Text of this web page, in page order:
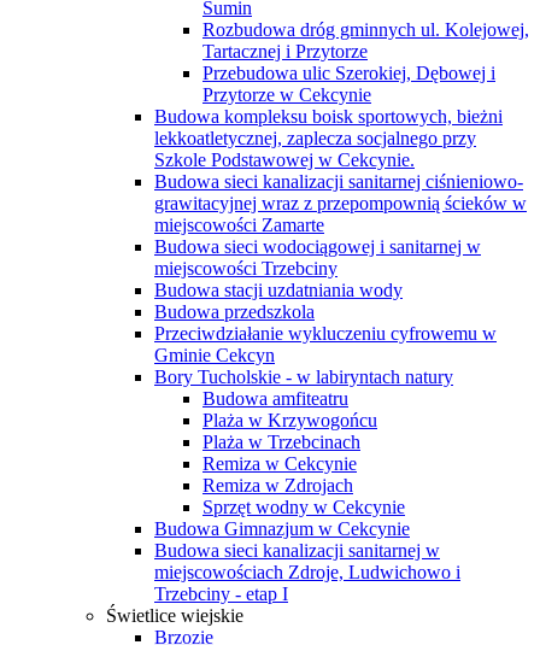
Sumin
Rozbudowa dróg gminnych ul. Kolejowej,
Tartacznej i Przytorze
Przebudowa ulic Szerokiej, Dębowej i
Przytorze w Cekcynie
Budowa kompleksu boisk sportowych, bieżni
lekkoatletycznej, zaplecza socjalnego przy
Szkole Podstawowej w Cekcynie.
Budowa sieci kanalizacji sanitarnej ciśnieniowo-
grawitacyjnej wraz z przepompownią ścieków w
miejscowości Zamarte
Budowa sieci wodociągowej i sanitarnej w
miejscowości Trzebciny
Budowa stacji uzdatniania wody
Budowa przedszkola
Przeciwdziałanie wykluczeniu cyfrowemu w
Gminie Cekcyn
Bory Tucholskie - w labiryntach natury
Budowa amfiteatru
Plaża w Krzywogońcu
Plaża w Trzebcinach
Remiza w Cekcynie
Remiza w Zdrojach
Sprzęt wodny w Cekcynie
Budowa Gimnazjum w Cekcynie
Budowa sieci kanalizacji sanitarnej w
miejscowościach Zdroje, Ludwichowo i
Trzebciny - etap I
Świetlice wiejskie
Brzozie